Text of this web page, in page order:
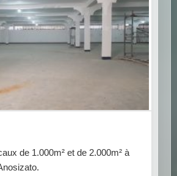
de 1.000m² et de 2.000m² à